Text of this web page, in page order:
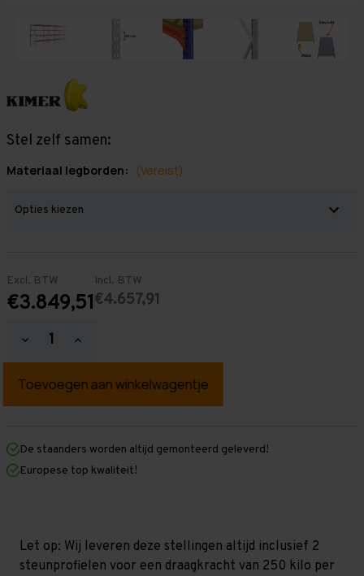
Stel zelf samen:
Materiaal legborden: (Vereist)
Excl. BTW
€3.849,51
Incl. BTW
€4.657,91
Hoeveelheid
verlagen
Grootvakstelling
mm
mm
x
1.200
niveaus
GALVA
Hoeveelheid
verhogen
Grootvakstelling
mm
mm
1.200
niveaus
GALVA
De staanders worden altijd gemonteerd geleverd!
Europese top kwaliteit!
Let op: Wij leveren deze stellingen altijd inclusief 2
steunprofielen voor een draagkracht van 250 kilo per